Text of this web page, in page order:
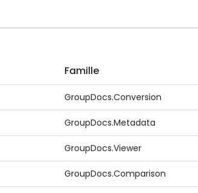
Famille
GroupDocs.Conversion
GroupDocs.Metadata
GroupDocs.Viewer
GroupDocs.Comparison